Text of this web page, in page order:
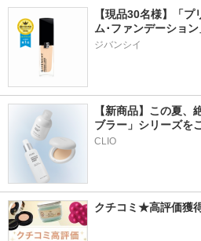
【現品30名様】「
ジバンシイ
【新商品】この夏、
ブラー」シリーズを
CLIO
クチコミ★高評価獲